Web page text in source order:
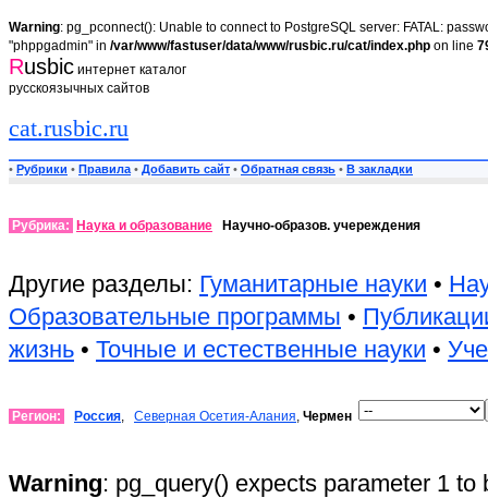
Warning: pg_pconnect(): Unable to connect to PostgreSQL server: FATAL:
"phppgadmin" in /var/www/fastuser/data/www/rusbic.ru/cat/index.php on line
Rusbic интернет каталог
русскоязычных сайтов
cat.rusbic.ru
• Рубрики • Правила • Добавить сайт • Обратная связь • В закладки
Рубрика: Наука и образование Научно-образов. учереждения
Другие разделы: Гуманитарные науки •
Образовательные программы •
жизнь • Точные и естественные науки •
Регион: Россия, Северная Осетия-Алания, Чермен
Warning: pg_query() expects parameter 1